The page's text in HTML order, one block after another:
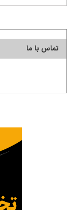
تماس با ما